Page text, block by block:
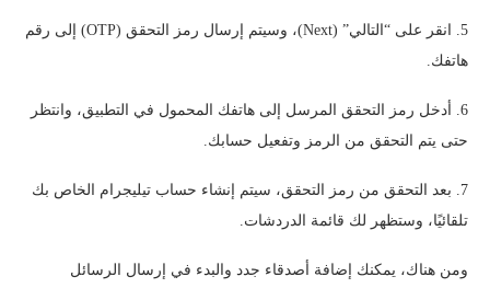
5. انقر على “التالي” (Next)، وسيتم إرسال رمز التحقق (OTP) إلى رقم
هاتفك.
6. أدخل رمز التحقق المرسل إلى هاتفك المحمول في التطبيق، وانتظر
حتى يتم التحقق من الرمز وتفعيل حسابك.
7. بعد التحقق من رمز التحقق، سيتم إنشاء حساب تيليجرام الخاص بك
تلقائيًا، وستظهر لك قائمة الدردشات.
ومن هناك، يمكنك إضافة أصدقاء جدد والبدء في إرسال الرسائل